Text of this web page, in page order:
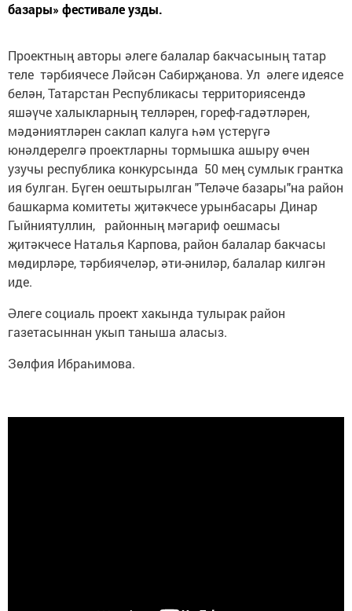
базары» фестивале узды.
Проектның авторы әлеге балалар бакчасының татар
теле тәрбиячесе Ләйсән Сабирҗанова. Ул әлеге идеясе
белән, Татарстан Республикасы территориясендә
яшәүче халыкларның телләрен, гореф-гадәтләрен,
мәдәниятләрен саклап калуга һәм үстерүгә
юнәлдерелгә проектларны тормышка ашыру өчен
узучы республика конкурсында 50 мең сумлык грантка
ия булган. Бүген оештырылган "Теләче базары"на район
башкарма комитеты җитәкчесе урынбасары Динар
Гыйниятуллин, районның мәгариф оешмасы
җитәкчесе Наталья Карпова, район балалар бакчасы
мөдирләре, тәрбиячеләр, әти-әниләр, балалар килгән
иде.
Әлеге социаль проект хакында тулырак район
газетасыннан укып таныша аласыз.
Зөлфия Ибраһимова.